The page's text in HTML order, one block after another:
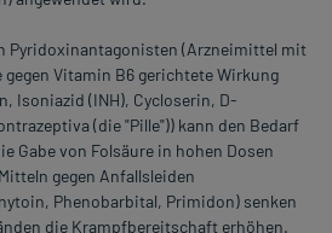
Pyridoxinantagonisten (Arzneimittel mit
Vitamin B6 gerichtete Wirkung
Isoniazid (INH), Cycloserin, D-
(die "Pille")) kann den Bedarf
Gabe von Folsäure in hohen Dosen
gegen Anfallsleiden
Phenobarbital, Primidon) senken
die Krampfbereitschaft erhöhen.